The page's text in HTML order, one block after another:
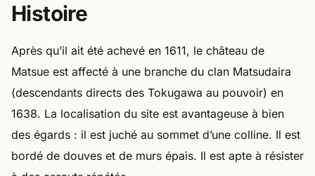
Histoire
Après qu’il ait été achevé en 1611, le château de
Matsue est affecté à une branche du clan Matsudaira
(descendants directs des Tokugawa au pouvoir) en
1638. La localisation du site est avantageuse à bien
des égards : il est juché au sommet d’une colline. Il est
bordé de douves et de murs épais. Il est apte à résister